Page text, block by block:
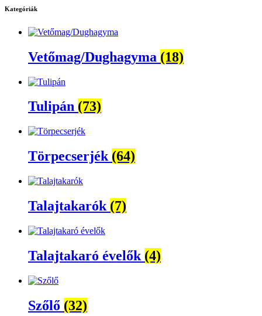
Kategóriák
Vetőmag/Dughagyma (18)
Tulipán (73)
Törpecserjék (64)
Talajtakarók (7)
Talajtakaró évelők (4)
Szőlő (32)